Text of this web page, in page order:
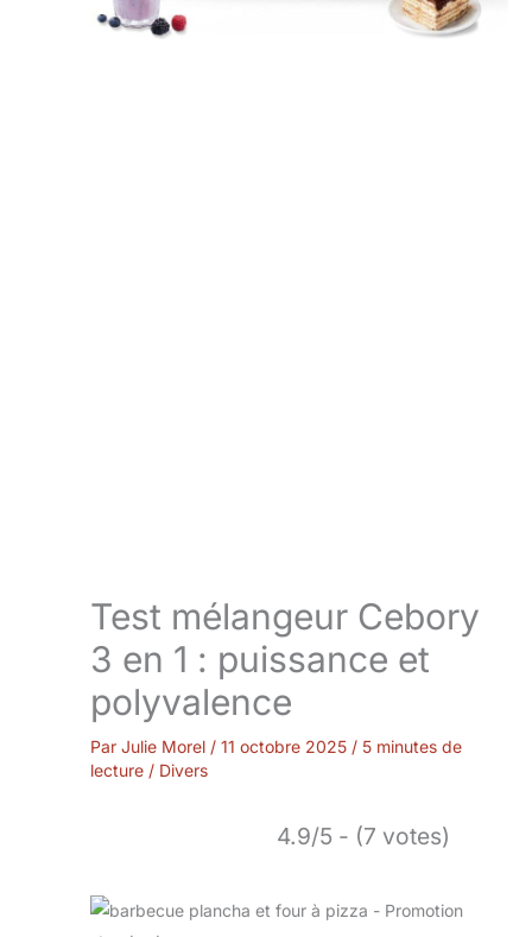
Test mélangeur Cebory
3 en 1 : puissance et
polyvalence
Par Julie Morel / 11 octobre 2025 / 5 minutes de
lecture / Divers
4.9/5 - (7 votes)